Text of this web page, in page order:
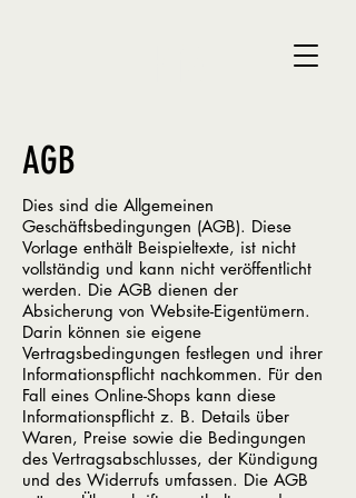
AGB
Dies sind die Allgemeinen
Geschäftsbedingungen (AGB). Diese
Vorlage enthält Beispieltexte, ist nicht
vollständig und kann nicht veröffentlicht
werden. Die AGB dienen der
Absicherung von Website-Eigentümern.
Darin können sie eigene
Vertragsbedingungen festlegen und ihrer
Informationspflicht nachkommen. Für den
Fall eines Online-Shops kann diese
Informationspflicht z. B. Details über
Waren, Preise sowie die Bedingungen
des Vertragsabschlusses, der Kündigung
und des Widerrufs umfassen. Die AGB